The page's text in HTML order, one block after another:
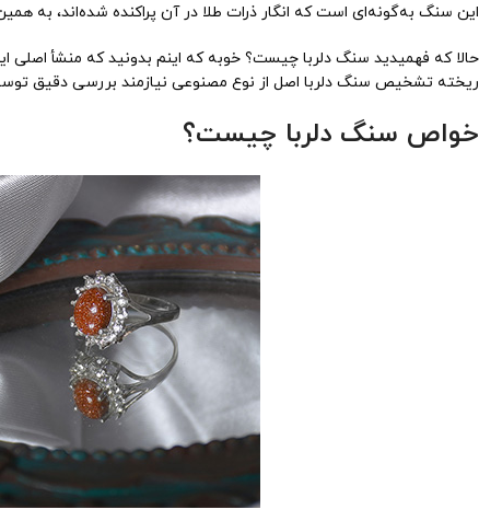
این سنگ به‌گونه‌ای است که انگار ذرات طلا در آن پراکنده شده‌اند، به
حالا که فهمیدید سنگ دلربا چیست؟ خوبه که اینم بدونید که منشأ
ریخته تشخیص سنگ دلربا اصل از نوع مصنوعی نیازمند بررسی دقیق
خواص سنگ دلربا چیست؟